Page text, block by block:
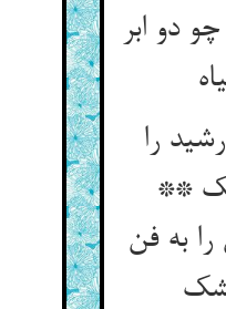
دو ابر
را
**
به فن